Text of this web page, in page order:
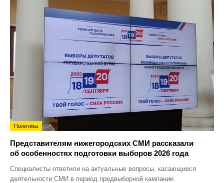
Политика
Представителям нижегородских СМИ рассказали
об особенностях подготовки выборов 2026 года
Специалисты ответили на актуальные вопросы, касающиеся
деятельности СМИ в период предвыборной кампании.